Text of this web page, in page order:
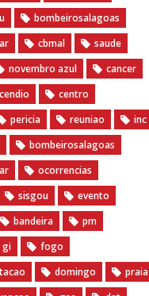
bombeirosalagoas
cbmal
saude
novembro azul
cancer
centro
pericia reuniao
inc
bombeirosalagoas
ocorrencias
sisgou
evento
bandeira
pm
gi
fogo
domingo
praia